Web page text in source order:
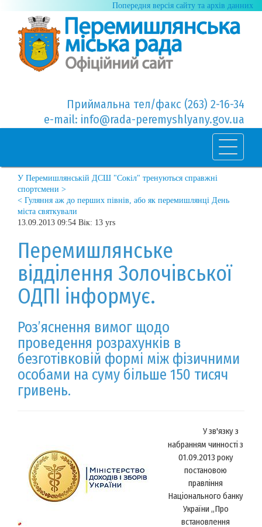
Попередня версія сайту та архів данних
Приймальна тел/факс (263) 2-16-34
e-mail: info@rada-peremyshlyany.gov.ua
У Перемишлянській ДСШ "Сокіл" тренуються справжні
спортсмени >
< Гуляння аж до перших півнів, або як перемишлянці День
міста святкували
13.09.2013 09:54 Вік: 13 yrs
Перемишлянське
відділення Золочівської
ОДПІ інформує.
Роз’яснення вимог щодо
проведення розрахунків в
безготівковій формі між фізичними
особами на суму більше 150 тисяч
гривень.
У зв'язку з
набранням чинності з
01.09.2013 року
постановою
правління
Національного банку
України „Про
встановлення